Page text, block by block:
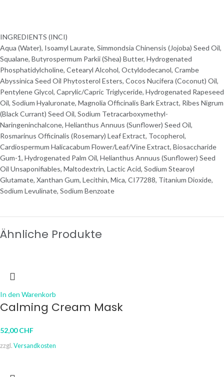
INGREDIENTS (INCI)
Aqua (Water), Isoamyl Laurate, Simmondsia Chinensis (Jojoba) Seed Oil,
Squalane, Butyrospermum Parkii (Shea) Butter, Hydrogenated
Phosphatidylcholine, Cetearyl Alcohol, Octyldodecanol, Crambe
Abyssinica Seed Oil Phytosterol Esters, Cocos Nucifera (Coconut) Oil,
Pentylene Glycol, Caprylic/Capric Triglyceride, Hydrogenated Rapeseed
Oil, Sodium Hyaluronate, Magnolia Officinalis Bark Extract, Ribes Nigrum
(Black Currant) Seed Oil, Sodium Tetracarboxymethyl-
Naringeninchalcone, Helianthus Annuus (Sunflower) Seed Oil,
Rosmarinus Officinalis (Rosemary) Leaf Extract, Tocopherol,
Cardiospermum Halicacabum Flower/Leaf/Vine Extract, Biosaccharide
Gum-1, Hydrogenated Palm Oil, Helianthus Annuus (Sunflower) Seed
Oil Unsaponifiables, Maltodextrin, Lactic Acid, Sodium Stearoyl
Glutamate, Xanthan Gum, Lecithin, Mica, CI77288, Titanium Dioxide,
Sodium Levulinate, Sodium Benzoate
Ähnliche Produkte
In den Warenkorb
Calming Cream Mask
52,00CHF
zzgl. Versandkosten